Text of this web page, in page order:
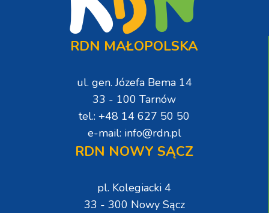
RDN MAŁOPOLSKA
ul. gen. Józefa Bema 14
33 - 100 Tarnów
tel.: +48 14 627 50 50
e-mail: info@rdn.pl
RDN NOWY SĄCZ
pl. Kolegiacki 4
33 - 300 Nowy Sącz